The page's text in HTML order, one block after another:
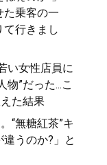
た乗客の一
行きまし
い女性店員に
”だった...こ
た結果
“無糖紅茶”キ
うのか?」と